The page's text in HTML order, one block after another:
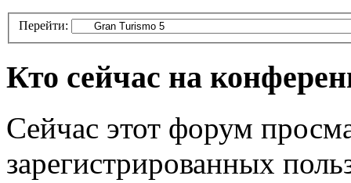
Перейти:
Кто сейчас на
Сейчас этот форум
зарегистрированных